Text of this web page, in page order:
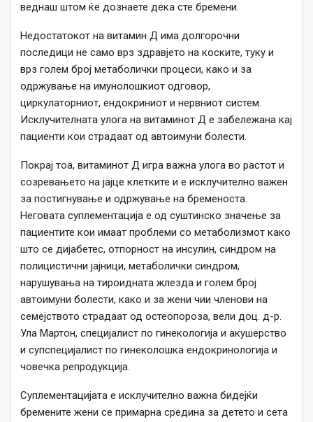
веднаш штом ќе дознаете дека сте бремени.
Недостатокот на витамин Д има долгорочни
последици не само врз здравјето на коските, туку и
врз голем број метаболички процеси, како и за
одржување на имунолошкиот одговор,
циркулаторниот, ендокриниот и нервниот систем.
Исклучителната улога на витаминот Д е забележана кај
пациенти кои страдаат од автоимуни болести.
Покрај тоа, витаминот Д игра важна улога во растот и
созревањето на јајце клетките и е исклучително важен
за постигнување и одржување на бременоста.
Неговaта суплементација е од суштинско значење за
пациентите кои имаат проблеми со метаболизмот како
што се дијабетес, отпорност на инсулин, синдром на
полицистични јајници, метаболички синдром,
нарушувања на тироидната жлезда и голем број
автоимуни болести, како и за жени чии членови на
семејството страдаат од остеопороза, вели доц. д-р.
Ула Мартон, специјалист по гинекологија и акушерство
и супспецијалист по гинеколошка ендокринологија и
човечка репродукција.
Суплементацијата е исклучително важна бидејќи
бремените жени се примарна средина за детето и сета